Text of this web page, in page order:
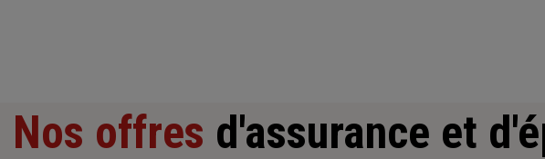
Nos offres d'assurance et